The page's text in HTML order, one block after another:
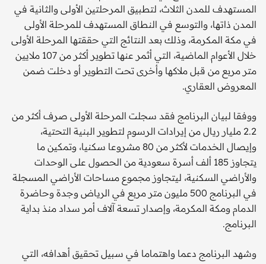
المستهدف للمدن الثلاث، لتطبيق المرحلتين الأولى والثانية في
المدن ذاتها، والتوسع في النطاق المستهدف للمرحلة الأولى
في مكة المكرمة، وذلك بعد النتائج التي حققتها المرحلة الأولى
خلال الأعوام الماضية، التي أثمر عنها تطوير أكثر من 107 ملايين
متر مربع من قبل ملاكها وأخرى تحت التطوير أو دخلت ضمن
المعروض العقاري.
ووفقا لبيان البرنامج فقد سجلت المرحلة الأولى صرف أكثر من
2.2 مليار ريال من إيرادات الرسوم لتطوير البنية التحتية،
وإيصال الخدمات لأكثر من 80 مشروعا سكنيا، وتمكين ما
يتجاوز 185 ألف أسرة سعودية من الحصول على الوحدات
والأراضي السكنية، ليتجاوز مجموع مساحات الأراضي المسجلة
في البرنامج 500 مليون متر مربع في الرياض وجدة وحاضرة
الدمام ومكة المكرمة، وإصدار تسعة آلاف أمر سداد منذ بداية
البرنامج.
وشهد البرنامج دعما واهتماما في سبيل تحقيق أهدافه، التي